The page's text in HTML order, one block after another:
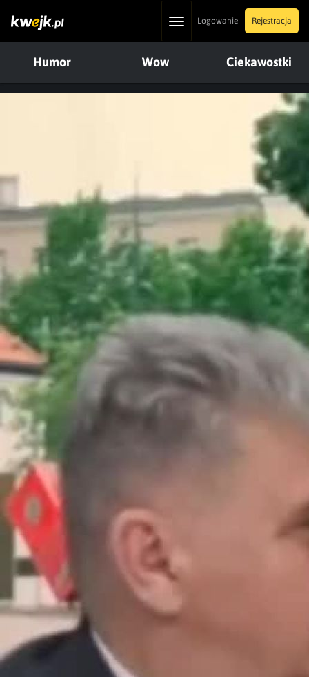
ToggleLogowanie Rejestracja
Humor Wow Ciekawostki